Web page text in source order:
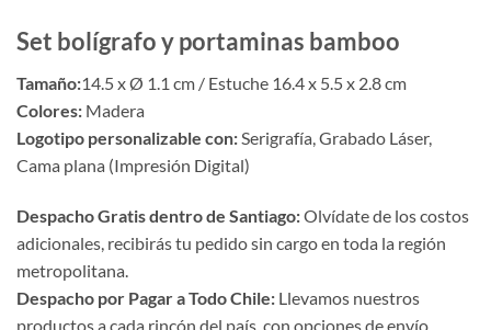
Set bolígrafo y portaminas bamboo
Tamaño:14.5 x Ø 1.1 cm / Estuche 16.4 x 5.5 x 2.8 cm
Colores: Madera
Logotipo personalizable con: Serigrafía, Grabado Láser,
Cama plana (Impresión Digital)
Despacho Gratis dentro de Santiago:Olvídate de los costos
adicionales, recibirás tu pedido sin cargo en toda la región
metropolitana.
Despacho por Pagar a Todo Chile: Llevamos nuestros
productos a cada rincón del país, con opciones de envío